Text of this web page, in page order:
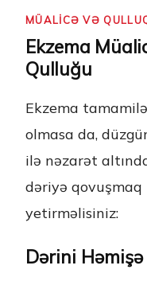
MÜALİCƏ VƏ
Ekzema
Qulluğu
Ekzema
olmasa da,
ilə nəzarət
dəriyə
yetirməlisiniz:
Dərini